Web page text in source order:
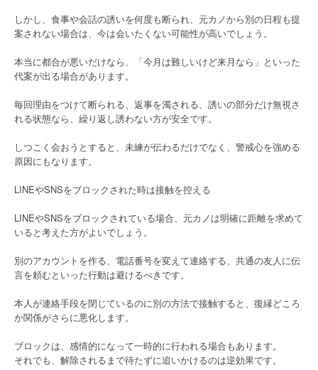
しかし、食事や会話の誘いを何度も断られ、元カノから別の日程も提
案されない場合は、今は会いたくない可能性が高いでしょう。
本当に都合が悪いだけなら、「今月は難しいけど来月なら」といった
代案が出る場合があります。
毎回理由をつけて断られる、返事を濁される、誘いの部分だけ無視さ
れる状態なら、繰り返し誘わない方が安全です。
しつこく会おうとすると、未練が伝わるだけでなく、警戒心を強める
原因にもなります。
LINEやSNSをブロックされた時は接触を控える
LINEやSNSをブロックされている場合、元カノは明確に距離を求めて
いると考えた方がよいでしょう。
別のアカウントを作る、電話番号を変えて連絡する、共通の友人に伝
言を頼むといった行動は避けるべきです。
本人が連絡手段を閉じているのに別の方法で接触すると、復縁どころ
か関係がさらに悪化します。
ブロックは、感情的になって一時的に行われる場合もあります。
それでも、解除されるまで待たずに追いかけるのは逆効果です。